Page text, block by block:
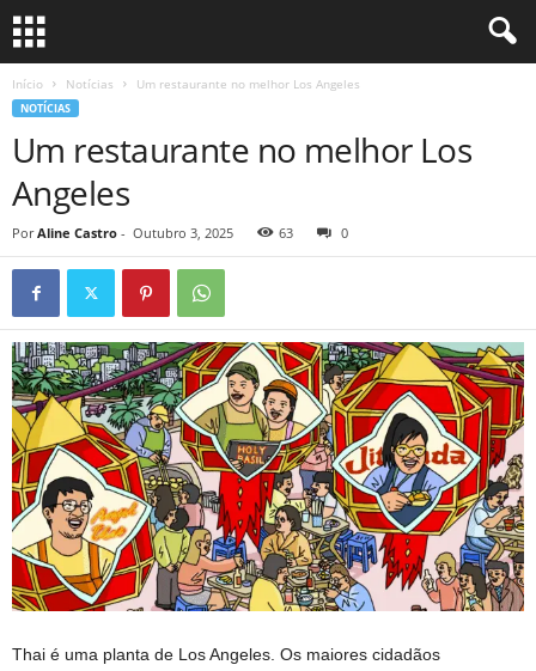
Início Notícias Um restaurante no melhor Los Angeles
NOTÍCIAS
Um restaurante no melhor Los
Angeles
Por Aline Castro - Outubro 3, 2025 63 0
Thai é uma planta de Los Angeles. Os maiores cidadãos